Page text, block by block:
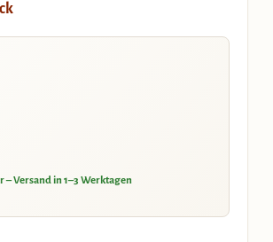
– Versand in 1–3 Werktagen